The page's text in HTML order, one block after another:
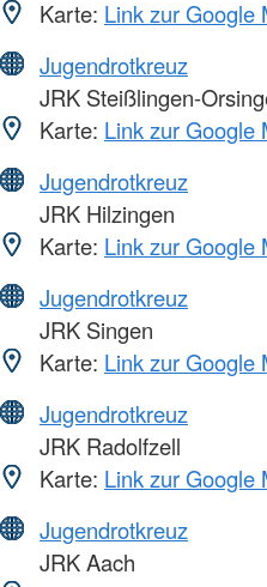
Karte: Link zur Google
Jugendrotkreuz
JRK Steißlingen-
Karte: Link zur Google
Jugendrotkreuz
JRK Hilzingen
Karte: Link zur Google
Jugendrotkreuz
JRK Singen
Karte: Link zur Google
Jugendrotkreuz
JRK Radolfzell
Karte: Link zur Google
Jugendrotkreuz
JRK Aach